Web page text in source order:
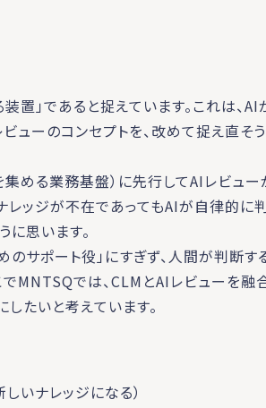
置」であると捉えています。これは、
ーのコンセプトを、改めて捉え直そ
集める業務基盤）に先行してAIレビュ
レッジが不在であってもAIが自律的に
思います。
サポート役」にすぎず、人間が判断
MNTSQでは、CLMとAIレビューを融
たいと考えています。
いナレッジになる）